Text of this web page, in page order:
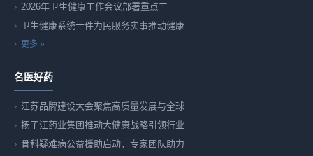
2026年卫生健康工作会议部署重点工
卫生健康系统十件为民服务实事推动健康
更多 »
名医好药
江苏品牌建设大会聚焦高质量发展与全球
扬子江药业集团推动大健康战略引领行业
骨科疑难病公益援助启动，专家团队助力